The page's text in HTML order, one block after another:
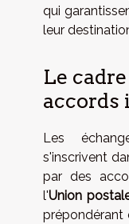
qui
leur
Le
accords
Les
s'inscrivent
par des
l'Union
prépondérant